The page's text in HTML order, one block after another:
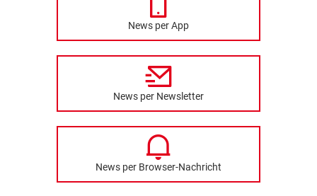
News per App
News per Newsletter
News per Browser-Nachricht